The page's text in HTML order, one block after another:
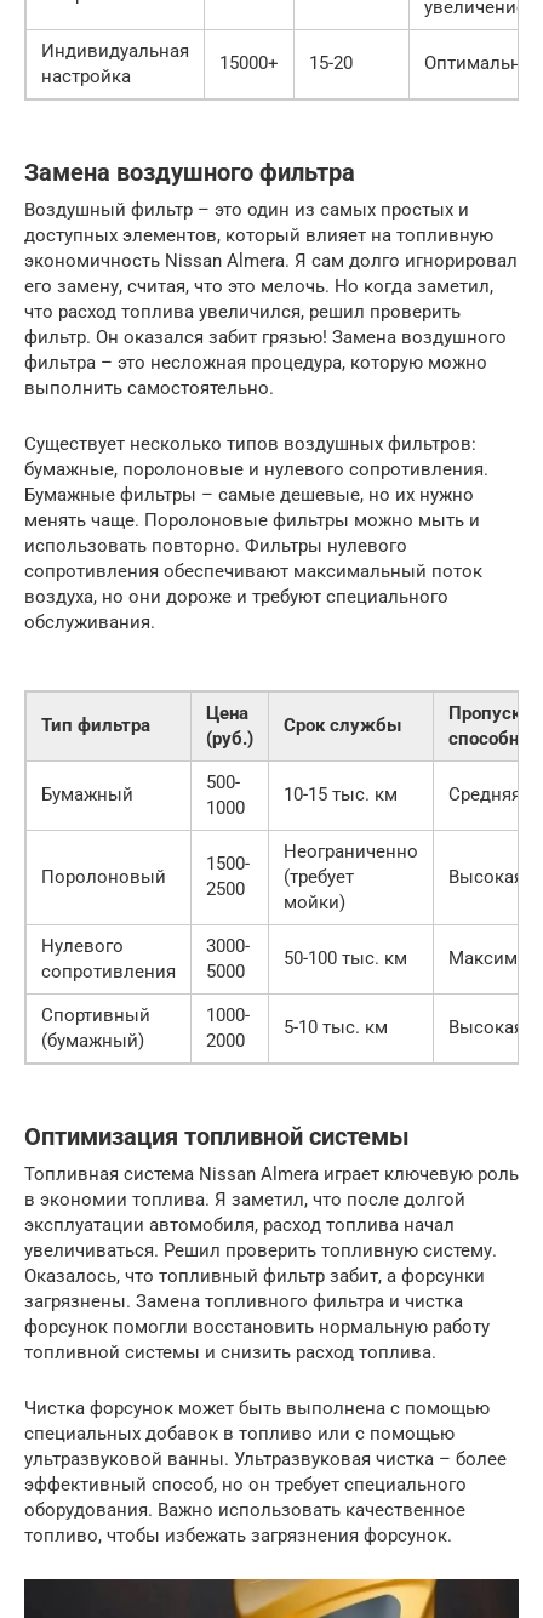
увеличение
Индивидуальная
настройка
15000+ 15-20 Оптимальная
Замена воздушного фильтра
Воздушный фильтр – это один из самых простых и
доступных элементов, который влияет на топливную
экономичность Nissan Almera. Я сам долго игнорировал
его замену, считая, что это мелочь. Но когда заметил,
что расход топлива увеличился, решил проверить
фильтр. Он оказался забит грязью! Замена воздушного
фильтра – это несложная процедура, которую можно
выполнить самостоятельно.
Существует несколько типов воздушных фильтров:
бумажные, поролоновые и нулевого сопротивления.
Бумажные фильтры – самые дешевые, но их нужно
менять чаще. Поролоновые фильтры можно мыть и
использовать повторно. Фильтры нулевого
сопротивления обеспечивают максимальный поток
воздуха, но они дороже и требуют специального
обслуживания.
Тип фильтра
Цена
(руб.)
Срок службы
Бумажный
500-
1000
10-15 тыс. км Средняя
Поролоновый
1500-
2500
Неограниченно
(требует
мойки)
Высокая
Нулевого
сопротивления
3000-
5000
50-100 тыс. км
Спортивный
(бумажный)
1000-
2000
5-10 тыс. км Высокая
Оптимизация топливной системы
Топливная система Nissan Almera играет ключевую роль
в экономии топлива. Я заметил, что после долгой
эксплуатации автомобиля, расход топлива начал
увеличиваться. Решил проверить топливную систему.
Оказалось, что топливный фильтр забит, а форсунки
загрязнены. Замена топливного фильтра и чистка
форсунок помогли восстановить нормальную работу
топливной системы и снизить расход топлива.
Чистка форсунок может быть выполнена с помощью
специальных добавок в топливо или с помощью
ультразвуковой ванны. Ультразвуковая чистка – более
эффективный способ, но он требует специального
оборудования. Важно использовать качественное
топливо, чтобы избежать загрязнения форсунок.